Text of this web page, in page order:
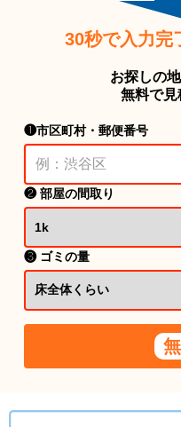
30秒で入力完
お探しの
無料で見
❶市区町村・郵便番号
❷ 部屋の間取り
❸ ゴミの量